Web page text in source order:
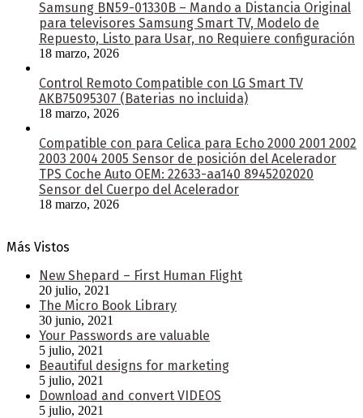
Samsung BN59-01330B – Mando a Distancia Original
para televisores Samsung Smart TV, Modelo de
Repuesto, Listo para Usar, no Requiere configuración
18 marzo, 2026
Control Remoto Compatible con LG Smart TV
AKB75095307 (Baterias no incluida)
18 marzo, 2026
Compatible con para Celica para Echo 2000 2001 2002
2003 2004 2005 Sensor de posición del Acelerador
TPS Coche Auto OEM: 22633-aa140 8945202020
Sensor del Cuerpo del Acelerador
18 marzo, 2026
Más Vistos
New Shepard – First Human Flight
20 julio, 2021
The Micro Book Library
30 junio, 2021
Your Passwords are valuable
5 julio, 2021
Beautiful designs for marketing
5 julio, 2021
Download and convert VIDEOS
5 julio, 2021